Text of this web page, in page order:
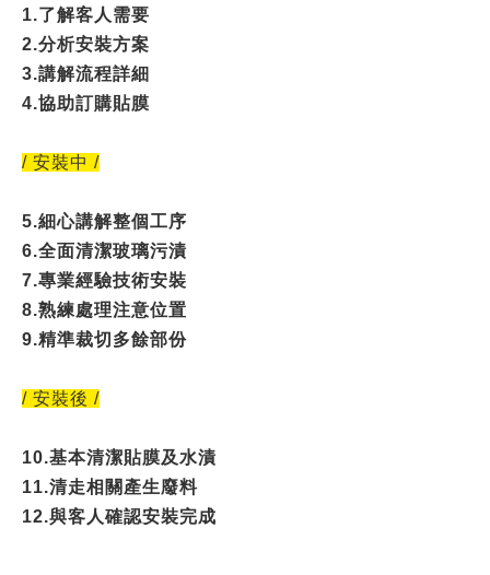
1.了解客人需要
2.分析安裝方案
3.講解流程詳細
4.協助訂購貼膜
/ 安裝中 /
5.細心講解整個工序
6.全面清潔玻璃污漬
7.專業經驗技術安裝
8.熟練處理注意位置
9.精準裁切多餘部份
/ 安裝後 /
10.基本清潔貼膜及水漬
11.清走相關產生廢料
12.與客人確認安裝完成